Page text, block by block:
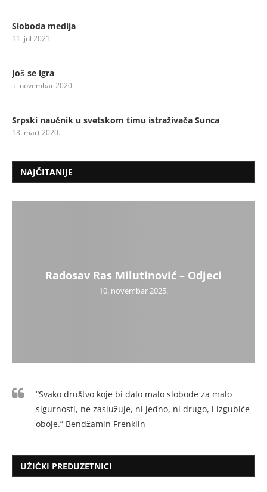
Sloboda medija
11. jul 2021.
Još se igra
5. novembar 2020.
Srpski naučnik u svetskom timu istraživača Sunca
13. mart 2020.
NAJČITANIJE
Radosav Ras Milutinović – Odjeci
10. novembar 2025.
“Svako društvo koje bi dalo malo slobode za malo
sigurnosti, ne zaslužuje, ni jedno, ni drugo, i izgubiće
oboje.” Bendžamin Frenklin
UŽIČKI PREDUZETNICI